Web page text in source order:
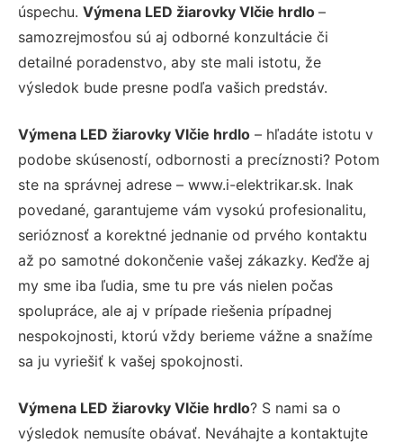
úspechu. Výmena LED žiarovky Vlčie hrdlo –
samozrejmosťou sú aj odborné konzultácie či
detailné poradenstvo, aby ste mali istotu, že
výsledok bude presne podľa vašich predstáv.
Výmena LED žiarovky Vlčie hrdlo – hľadáte istotu v
podobe skúseností, odbornosti a precíznosti? Potom
ste na správnej adrese – www.i-elektrikar.sk. Inak
povedané, garantujeme vám vysokú profesionalitu,
serióznosť a korektné jednanie od prvého kontaktu
až po samotné dokončenie vašej zákazky. Keďže aj
my sme iba ľudia, sme tu pre vás nielen počas
spolupráce, ale aj v prípade riešenia prípadnej
nespokojnosti, ktorú vždy berieme vážne a snažíme
sa ju vyriešiť k vašej spokojnosti.
Výmena LED žiarovky Vlčie hrdlo? S nami sa o
výsledok nemusíte obávať. Neváhajte a kontaktujte